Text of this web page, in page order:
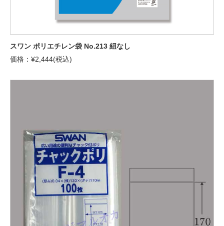
スワン ポリエチレン袋 No.213 紐なし
価格：¥2,444(税込)